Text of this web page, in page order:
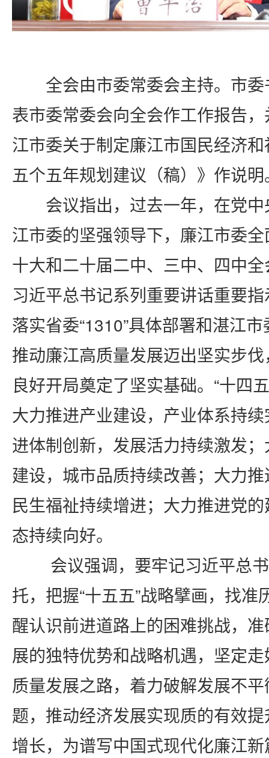
全会由市委常委会主持。市委
表市委常委会向全会作工作报告
江市委关于制定廉江市国民经济
五个五年规划建议（稿）》作说明
会议指出，过去一年，在党中
江市委的坚强领导下，廉江市委
十大和二十届二中、三中、四中
习近平总书记系列重要讲话重要
落实省委“1310”具体部署和湛江
推动廉江高质量发展迈出坚实步伐
良好开局奠定了坚实基础。“十四
大力推进产业建设，产业体系持
进体制创新，发展活力持续激发
建设，城市品质持续改善；大力
民生福祉持续增进；大力推进党
态持续向好。
会议强调，要牢记习近平总
托，把握“十五五”战略擘画，找准
醒认识前进道路上的困难挑战，
展的独特优势和战略机遇，坚定
质量发展之路，着力破解发展不
题，推动经济发展实现质的有效
增长，为谱写中国式现代化廉江